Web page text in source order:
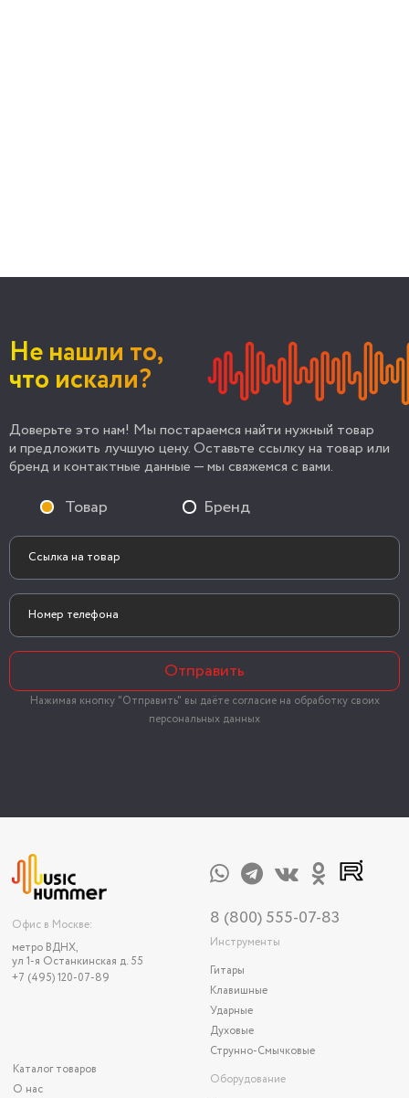
Не нашли то,
что искали?
Доверьте это нам! Мы постараемся найти нужный товар
и предложить лучшую цену. Оставьте ссылку на товар или
бренд и контактные данные — мы свяжемся с вами.
Товар Бренд
Отправить
Нажимая кнопку "Отправить" вы даёте согласие на обработку своих
персональных данных
Офис в Москве:
метро ВДНХ,
ул 1-я Останкинская д. 55
+7 (495) 120-07-89
Каталог товаров
О нас
8 (800) 555-07-83
Инструменты
Гитары
Клавишные
Ударные
Духовые
Струнно-Смычковые
Оборудование